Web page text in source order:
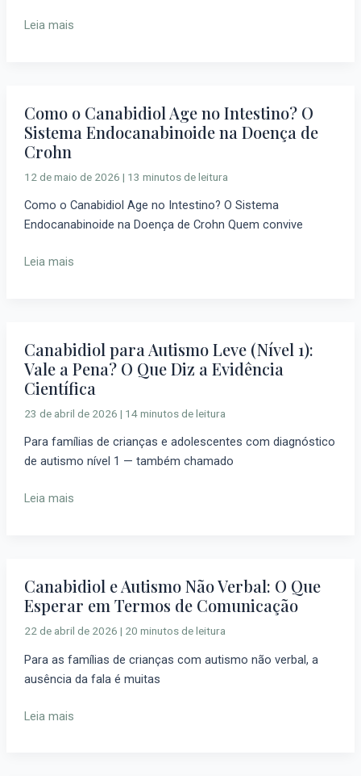
Canabidiol
Leia mais
Como o Canabidiol Age no Intestino? O
Sistema Endocanabinoide na Doença de
Crohn
12 de maio de 2026 | 13 minutos de leitura
Como o Canabidiol Age no Intestino? O Sistema
Endocanabinoide na Doença de Crohn Quem convive
Como
o
Canabidiol
Age
Intestino?
O
Endocanabinoide
Crohn
Leia mais
Canabidiol para Autismo Leve (Nível 1):
Vale a Pena? O Que Diz a Evidência
Científica
23 de abril de 2026 | 14 minutos de leitura
Para famílias de crianças e adolescentes com diagnóstico
de autismo nível 1 — também chamado
Canabidiol
para
Autismo
Leve
1):
Vale
Pena?
a
Evidência
Científica
Leia mais
Canabidiol e Autismo Não Verbal: O Que
Esperar em Termos de Comunicação
22 de abril de 2026 | 20 minutos de leitura
Para as famílias de crianças com autismo não verbal, a
ausência da fala é muitas
Canabidiol
e
Autismo
Verbal:
O
Esperar
Leia mais